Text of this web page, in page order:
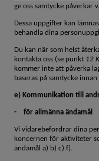
ge oss samtycke påverkar
Dessa uppgifter kan
behandla dina
Du kan när som helst
kontakta oss (se punkt 12
kommer inte att påverka
baseras på samtycke
e) Kommunikation till
- för allmänna ändamål
Vi vidarebefordrar dina
koncernen för aktiviteter
ändamål a) b) c) f).